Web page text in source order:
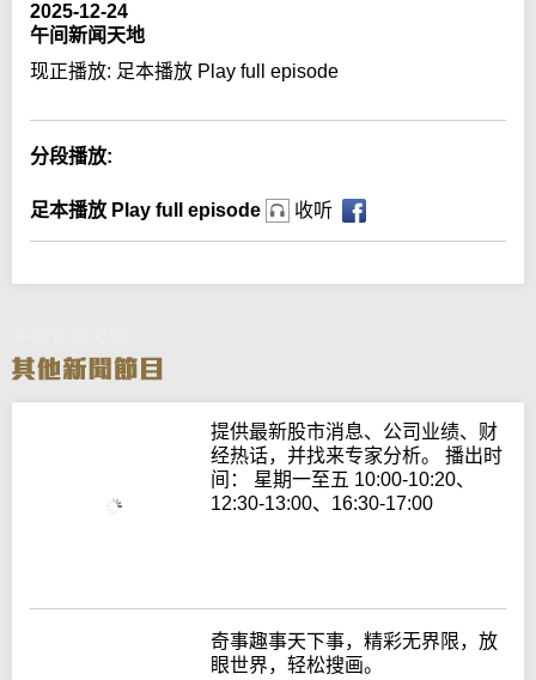
2025-12-24
午间新闻天地
现正播放: 足本播放 Play full episode
分段播放:
足本播放 Play full episode 收听
提供最新股市消息、公司业绩、财
经热话，并找来专家分析。 播出时
间： 星期一至五 10:00-10:20、
12:30-13:00、16:30-17:00
奇事趣事天下事，精彩无界限，放
眼世界，轻松搜画。